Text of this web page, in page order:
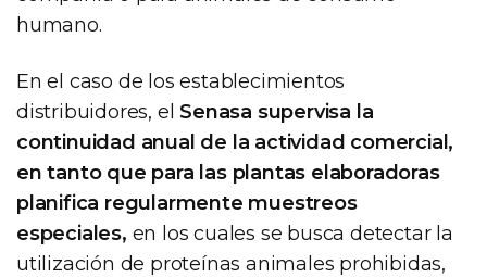
humano.
En el caso de los establecimientos
distribuidores, elSenasa supervisa la
continuidad anual de la actividad comercial,
en tanto que para las plantas elaboradoras
planifica regularmente muestreos
especiales, en los cuales se busca detectar la
utilización de proteínas animales prohibidas,